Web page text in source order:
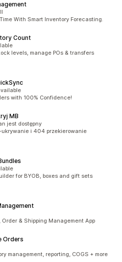
With Smart Inventory Forecasting.
Count
levels, manage POs & transfers
with 100% Confidence!
MB
jest dostępny
ukrywanie i 404 przekierowanie
for BYOB, boxes and gift sets
& Shipping Management App
Orders
management, reporting, COGS + more